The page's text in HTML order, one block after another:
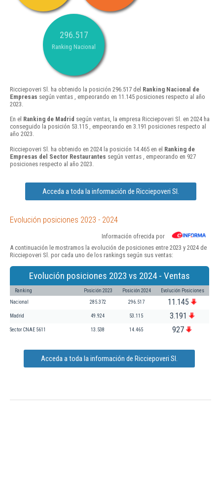
296.517
Ranking Nacional
Ricciepoveri Sl. ha obtenido la posición 296.517 del Ranking Nacional de
Empresas según ventas , empeorando en 11.145 posiciones respecto al año
2023.
En el Ranking de Madrid según ventas, la empresa Ricciepoveri Sl. en 2024 ha
conseguido la posición 53.115 , empeorando en 3.191 posiciones respecto al
año 2023.
Ricciepoveri Sl. ha obtenido en 2024 la posición 14.465 en el Ranking de
Empresas del Sector Restaurantes según ventas , empeorando en 927
posiciones respecto al año 2023.
Acceda a toda la información de Ricciepoveri Sl.
Evolución posiciones 2023 - 2024
Información ofrecida por
A continuación le mostramos la evolución de posiciones entre 2023 y 2024 de
Ricciepoveri Sl. por cada uno de los rankings según sus ventas:
Evolución posiciones 2023 vs 2024 - Ventas
Ranking Posición 2023 Posición 2024 Evolución Posiciones
Nacional 285.372 296.517 11.145
Madrid 49.924 53.115 3.191
Sector CNAE 5611 13.538 14.465 927
Acceda a toda la información de Ricciepoveri Sl.